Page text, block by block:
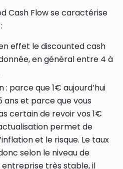
Cash Flow se caractérise
effet le discounted cash
en général entre 4 à
: parce que 1€ aujourd’hui
ans et parce que vous
certain de revoir vos 1€
permet de
et le risque. Le taux
selon le niveau de
entreprise très stable, il